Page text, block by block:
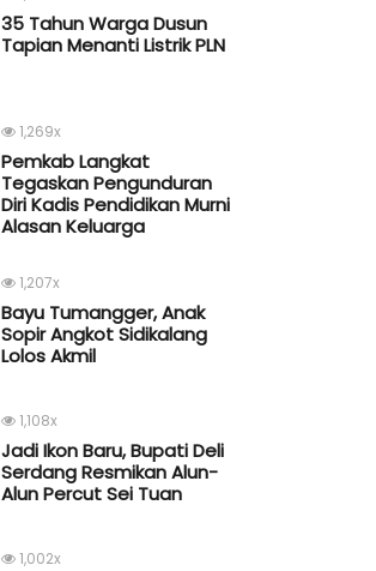
35 Tahun Warga Dusun
Tapian Menanti Listrik PLN
1,269x
Pemkab Langkat
Tegaskan Pengunduran
Diri Kadis Pendidikan Murni
Alasan Keluarga
1,207x
Bayu Tumangger, Anak
Sopir Angkot Sidikalang
Lolos Akmil
1,108x
Jadi Ikon Baru, Bupati Deli
Serdang Resmikan Alun-
Alun Percut Sei Tuan
1,002x